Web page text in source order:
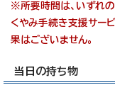
※所要時間は、いずれの
くやみ手続き支援サー
果はございません。
当日の持ち物